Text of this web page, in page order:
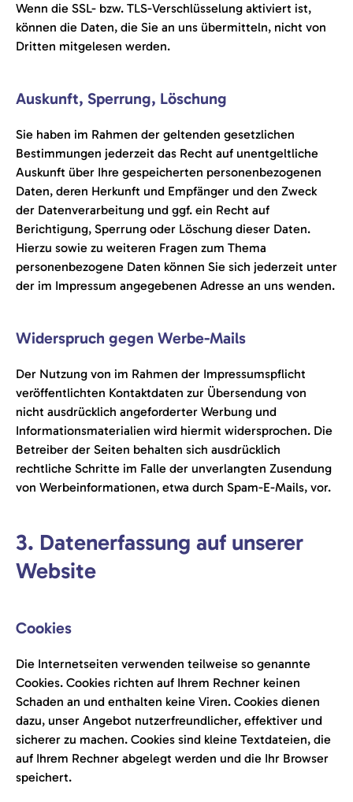
Wenn die SSL- bzw. TLS-Verschlüsselung aktiviert ist,
können die Daten, die Sie an uns übermitteln, nicht von
Dritten mitgelesen werden.
Auskunft, Sperrung, Löschung
Sie haben im Rahmen der geltenden gesetzlichen
Bestimmungen jederzeit das Recht auf unentgeltliche
Auskunft über Ihre gespeicherten personenbezogenen
Daten, deren Herkunft und Empfänger und den Zweck
der Datenverarbeitung und ggf. ein Recht auf
Berichtigung, Sperrung oder Löschung dieser Daten.
Hierzu sowie zu weiteren Fragen zum Thema
personenbezogene Daten können Sie sich jederzeit unter
der im Impressum angegebenen Adresse an uns wenden.
Widerspruch gegen Werbe-Mails
Der Nutzung von im Rahmen der Impressumspflicht
veröffentlichten Kontaktdaten zur Übersendung von
nicht ausdrücklich angeforderter Werbung und
Informationsmaterialien wird hiermit widersprochen. Die
Betreiber der Seiten behalten sich ausdrücklich
rechtliche Schritte im Falle der unverlangten Zusendung
von Werbeinformationen, etwa durch Spam-E-Mails, vor.
3. Datenerfassung auf unserer
Website
Cookies
Die Internetseiten verwenden teilweise so genannte
Cookies. Cookies richten auf Ihrem Rechner keinen
Schaden an und enthalten keine Viren. Cookies dienen
dazu, unser Angebot nutzerfreundlicher, effektiver und
sicherer zu machen. Cookies sind kleine Textdateien, die
auf Ihrem Rechner abgelegt werden und die Ihr Browser
speichert.